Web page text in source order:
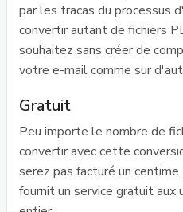
par les tracas du processus
convertir autant de fichiers
souhaitez sans créer de
votre e-mail comme sur
Gratuit
Peu importe le nombre de
convertir avec cette
serez pas facturé un
fournit un service gratuit aux